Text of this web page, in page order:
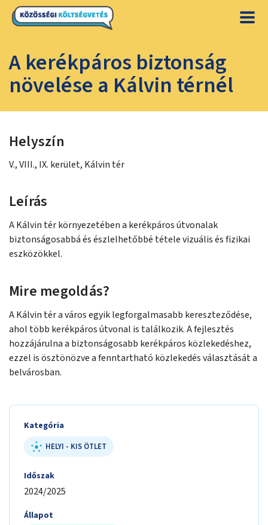
A kerékpáros biztonság
növelése a Kálvin térnél
Helyszín
V., VIII., IX. kerület, Kálvin tér
Leírás
A Kálvin tér környezetében a kerékpáros útvonalak
biztonságosabbá és észlelhetőbbé tétele vizuális és fizikai
eszközökkel.
Mire megoldás?
A Kálvin tér a város egyik legforgalmasabb kereszteződése,
ahol több kerékpáros útvonal is találkozik. A fejlesztés
hozzájárulna a biztonságosabb kerékpáros közlekedéshez,
ezzel is ösztönözve a fenntartható közlekedés választását a
belvárosban.
Kategória
HELYI - KIS ÖTLET
Időszak
2024/2025
Állapot